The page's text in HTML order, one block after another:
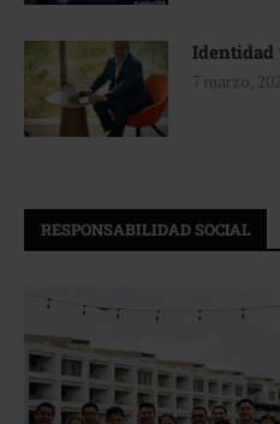
Identidad
7 marzo,
RESPONSABILIDAD SOCIAL